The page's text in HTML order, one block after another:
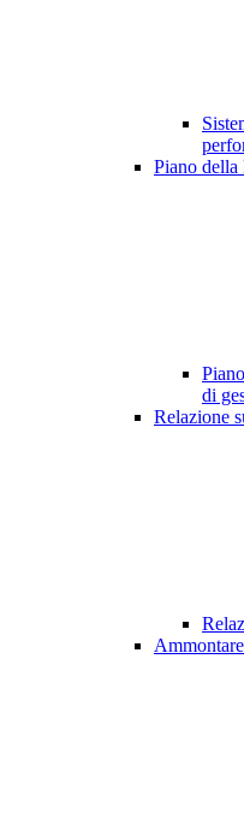
Piano della
di
Relazione